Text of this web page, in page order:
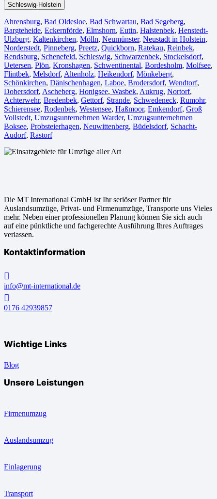
Schleswig-Holstein
Ahrensburg, Bad Oldesloe, Bad Schwartau, Bad Segeberg,
Bargteheide, Eckernförde, Elmshorn, Eutin, Halstenbek, Henstedt-
Ulzburg, Kaltenkirchen, Mölln, Neumünster, Neustadt in Holstein,
Norderstedt, Pinneberg, Preetz, Quickborn, Ratekau, Reinbek,
Rendsburg, Schenefeld, Schleswig, Schwarzenbek, Stockelsdorf,
Uetersen, Plön, Kronshagen, Schwentinental, Bordesholm, Molfsee,
Flintbek, Melsdorf, Altenholz, Heikendorf, Mönkeberg,
Schönkirchen, Dänischenhagen, Laboe, Brodersdorf, Wendtorf,
Dobersdorf, Ascheberg, Honigsee, Wasbek, Aukrug, Nortorf,
Achterwehr, Bredenbek, Gettorf, Strande, Schwedeneck, Rumohr,
Schierensee, Rodenbek, Westensee, Haßmoor, Emkendorf, Groß
Vollstedt, Umzugsunternehmen Warder, Umzugsunternehmen
Boksee, Probsteierhagen, Neuwittenberg, Büdelsdorf, Schacht-
Audorf, Rastorf
Die MT International GmbH ist Ihr seriöser Partner für
Auslandsumzüge, Privat- und Firmenumzüge, Transporte uns Vieles
mehr. Neben einer professionellen Planung können Sie sich auch
auf eine pünktliche und fachgerechte Ausführung Ihres Auftrages
verlassen.
Kontaktinformation
info@mt-international.de
0176 42939857
Wichtige Links
Blog
Unsere Leistungen
Firmenumzug
Auslandsumzug
Einlagerung
Transport